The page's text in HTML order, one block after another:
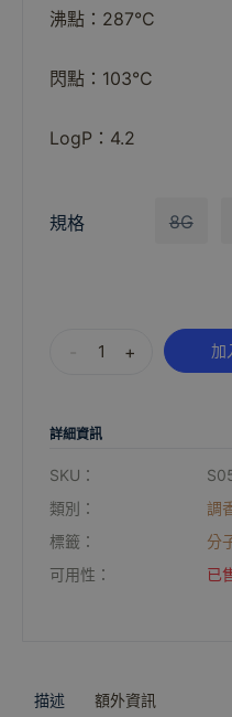
沸點：287°C
閃點：103°C
LogP：4.2
規格 8G
+ 加
詳細資訊
SKU：
類別：
調
標籤：
分
可用性：
已
描述 額外資訊